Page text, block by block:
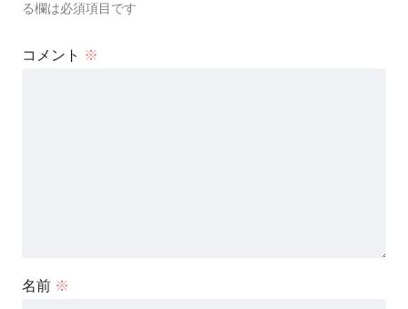
る欄は必須項目です
コメント ※
名前 ※